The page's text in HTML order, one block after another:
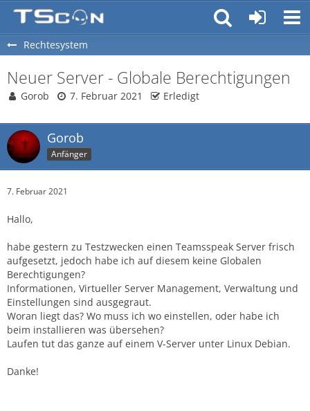
Rechtesystem
Neuer Server - Globale Berechtigungen
Gorob 7. Februar 2021 Erledigt
Gorob
Anfänger
7. Februar 2021
Hallo,
habe gestern zu Testzwecken einen Teamsspeak Server frisch
aufgesetzt, jedoch habe ich auf diesem keine Globalen
Berechtigungen?
Informationen, Virtueller Server Management, Verwaltung und
Einstellungen sind ausgegraut.
Woran liegt das? Wo muss ich wo einstellen, oder habe ich
beim installieren was übersehen?
Laufen tut das ganze auf einem V-Server unter Linux Debian.
Danke!